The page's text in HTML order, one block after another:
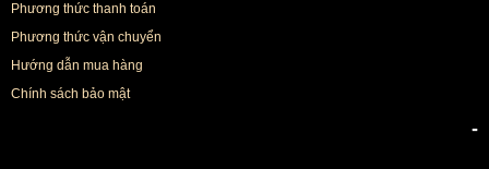
Phương thức thanh toán
Phương thức vận chuyển
Hướng dẫn mua hàng
Chính sách bảo mật
-